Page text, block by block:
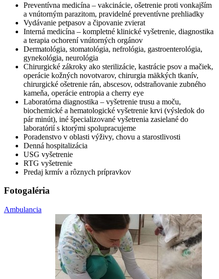
Preventívna medicína – vakcinácie, ošetrenie proti vonkajším
a vnútorným parazitom, pravidelné preventívne prehliadky
Vydávanie petpasov a čipovanie zvierat
Interná medicína – kompletné klinické vyšetrenie, diagnostika
a terapia ochorení vnútorných orgánov
Dermatológia, stomatológia, nefrológia, gastroenterológia,
gynekológia, neurológia
Chirurgické zákroky ako sterilizácie, kastrácie psov a mačiek,
operácie kožných novotvarov, chirurgia mäkkých tkanív,
chirurgické ošetrenie rán, abscesov, odstraňovanie zubného
kameňa, operácie entropia a cherry eye
Laboratórna diagnostika – vyšetrenie trusu a moču,
biochemické a hematologické vyšetrenie krvi (výsledok do
pár minút), iné špecializované vyšetrenia zasielané do
laboratórií s ktorými spolupracujeme
Poradenstvo v oblasti výživy, chovu a starostlivosti
Denná hospitalizácia
USG vyšetrenie
RTG vyšetrenie
Predaj krmív a rôznych prípravkov
Fotogaléria
Ambulancia